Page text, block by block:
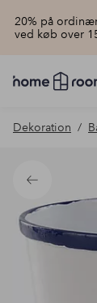
20% på
ved køb over
Homeroom
–
hjemmet
pris
Dekoration
Tilbage